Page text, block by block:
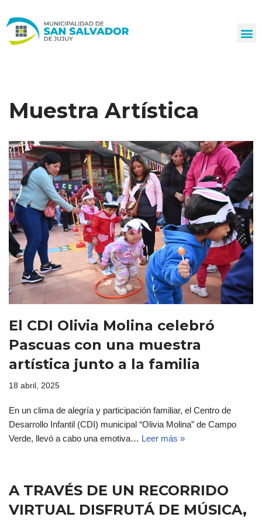
al
Muestra Artística
El CDI Olivia Molina celebró
Pascuas con una muestra
artística junto a la familia
18 abril, 2025
En un clima de alegría y participación familiar, el Centro de
Desarrollo Infantil (CDI) municipal “Olivia Molina” de Campo
Verde, llevó a cabo una emotiva… Leer más »
A TRAVÉS DE UN RECORRIDO
VIRTUAL DISFRUTÁ DE MÚSICA,